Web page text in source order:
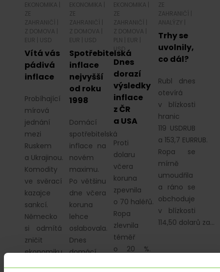
EKONOMIKA
ZE
ZAHRANIČÍ
Z DOMOVA
EUR
USD
Vítá vás
pádivá
inflace
Probíhající
mírová
jednání
mezi
Ruskem
a Ukrajinou.
Komodity
ve svěrací
kazajce
sankcí.
Německo
si odmítá
zničit
ekonomiku
EKONOMIKA
ZE
ZAHRANIČÍ
Z DOMOVA
EUR
USD
Spotřebitelská
inflace
nejvyšší
od roku
1998
Domácí
spotřebitelská
inflace na
novém
maximu.
Po většinu
dne včera
koruna
lehce
oslabovala.
Dnes
domácí
EKONOMIKA
ZE
ZAHRANIČÍ
Z DOMOVA
PLN
EUR
USD
Dnes
dorazí
výsledky
inflace
z ČR
a USA
Proti
dolaru
včera
koruna
zpevnila
o 70 haléřů.
Ropa
zlevnila
téměř
o 20 %.
ZE
ZAHRANIČÍ
ANALÝZY
Trhy se
uvolnily,
co dál?
Rubl dnes
otevírá
v blízkosti
hranic
119 USDRUB
a 153,7 EURRUB.
Ropa se
mírně
umoudřila
a ráno se
obchoduje
v blízkosti
114,50 dolarů za…